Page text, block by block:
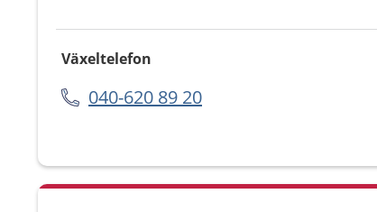
Växeltelefon
040-620 89 20